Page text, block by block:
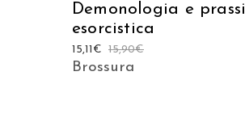
Demonologia e prassi
esorcistica
15,90€
15,11 €
Brossura